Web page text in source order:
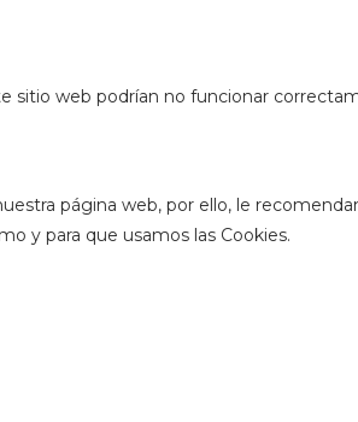
sitio web podrían no funcionar
página web, por ello, le
y para que usamos las Cookies.